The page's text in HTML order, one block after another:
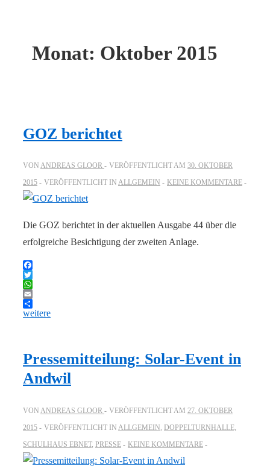
Monat: Oktober 2015
GOZ berichtet
VON ANDREAS GLOOR VERÖFFENTLICHT AM 30. OKTOBER
2015
VERÖFFENTLICHT IN ALLGEMEIN KEINE KOMMENTARE
Die GOZ berichtet in der aktuellen Ausgabe 44 über die
erfolgreiche Besichtigung der zweiten Anlage.
Facebook
Twitter
WhatsApp
Email
weitere
Pressemitteilung: Solar-Event in
Andwil
VON ANDREAS GLOOR VERÖFFENTLICHT AM 27. OKTOBER
2015
VERÖFFENTLICHT IN ALLGEMEIN DOPPELTURNHALLE,
SCHULHAUS EBNET, PRESSE KEINE KOMMENTARE